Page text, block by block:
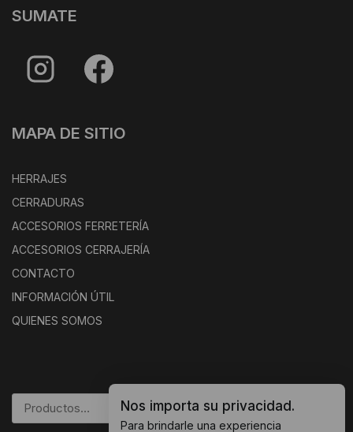
SUMATE
MAPA DE SITIO
HERRAJES
CERRADURAS
ACCESORIOS FERRETERÍA
ACCESORIOS CERRAJERÍA
CONTACTO
INFORMACIÓN ÚTIL
QUIENES SOMOS
BUSCAR
Nos importa su privacidad.
Para brindarle una experiencia